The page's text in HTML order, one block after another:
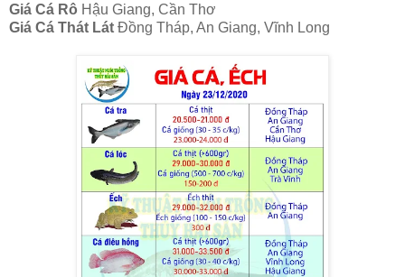
Giá Cá Rô Hậu Giang, Cần Thơ
Giá Cá Thát Lát Đồng Tháp, An Giang, Vĩnh Long